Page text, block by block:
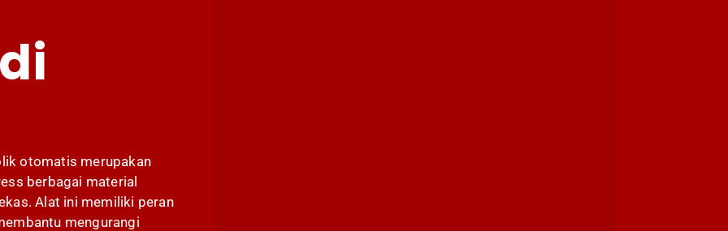
otomatis merupakan
berbagai material
Alat ini memiliki peran
mengurangi